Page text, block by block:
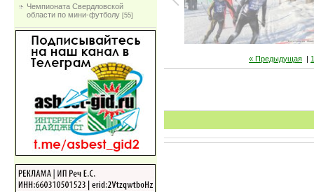
Чемпионата Свердловской
области по мини-футболу [55]
« Предыдущая |